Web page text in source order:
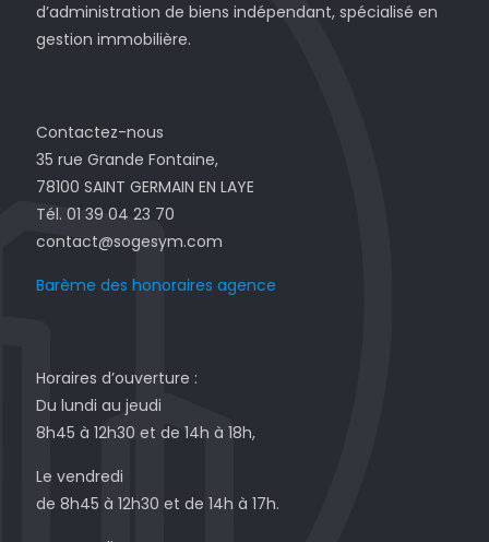
d’administration de biens indépendant, spécialisé en
gestion immobilière.
Contactez-nous
35 rue Grande Fontaine,
78100 SAINT GERMAIN EN LAYE
Tél. 01 39 04 23 70
contact@sogesym.com
Barème des honoraires agence
Horaires d’ouverture :
Du lundi au jeudi
8h45 à 12h30 et de 14h à 18h,
Le vendredi
de 8h45 à 12h30 et de 14h à 17h.